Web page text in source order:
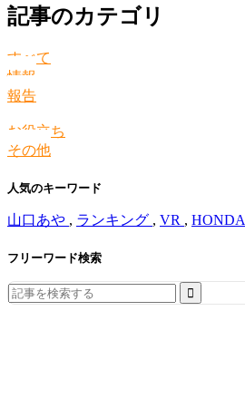
記事のカテゴリ
すべて
情報
報告
お役立ち
その他
人気のキーワード
山口あや , ランキング , VR , HONDA
フリーワード検索
Search
for: